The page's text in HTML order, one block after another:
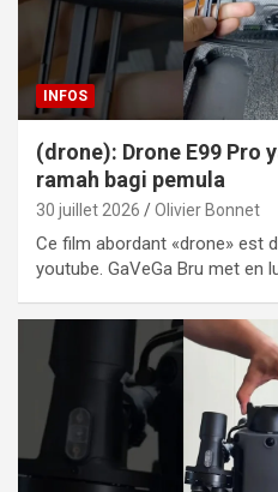
INFOS
(drone): Drone E99 Pro
ramah bagi pemula
30 juillet 2026 Olivier Bonnet
Ce film abordant «drone» est
youtube. GaVeGa Bru met en